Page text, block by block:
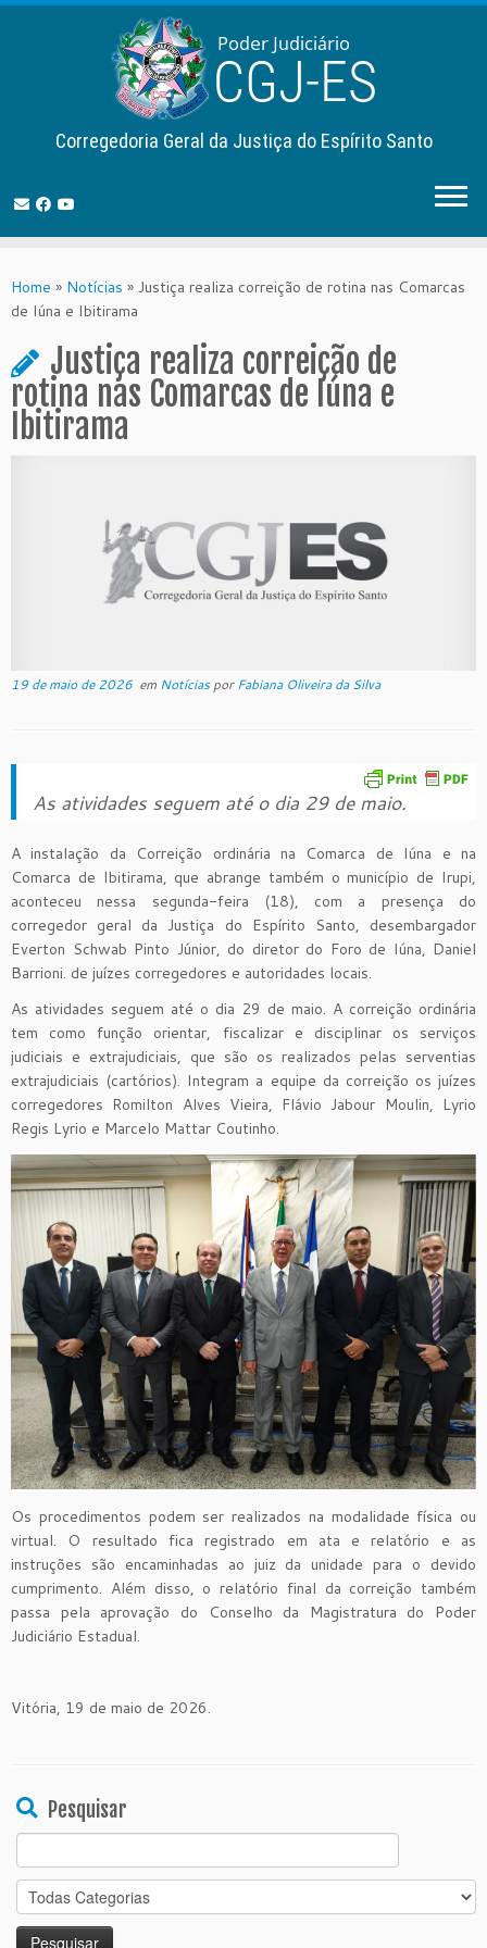
to
content
Corregedoria Geral da Justiça do Espírito Santo
Home » Notícias » Justiça realiza correição de rotina nas Comarcas
de Iúna e Ibitirama
Justiça realiza correição de
rotina nas Comarcas de Iúna e
Ibitirama
19 de maio de 2026 em NotíciasporFabiana Oliveira da Silva
As atividades seguem até o dia 29 de maio.
A instalação da Correição ordinária na Comarca de Iúna e na
Comarca de Ibitirama, que abrange também o município de Irupi,
aconteceu nessa segunda-feira (18), com a presença do
corregedor geral da Justiça do Espírito Santo, desembargador
Everton Schwab Pinto Júnior, do diretor do Foro de Iúna, Daniel
Barrioni. de juízes corregedores e autoridades locais.
As atividades seguem até o dia 29 de maio. A correição ordinária
tem como função orientar, fiscalizar e disciplinar os serviços
judiciais e extrajudiciais, que são os realizados pelas serventias
extrajudiciais (cartórios). Integram a equipe da correição os juízes
corregedores Romilton Alves Vieira, Flávio Jabour Moulin, Lyrio
Regis Lyrio e Marcelo Mattar Coutinho.
Os procedimentos podem ser realizados na modalidade física ou
virtual. O resultado fica registrado em ata e relatório e as
instruções são encaminhadas ao juiz da unidade para o devido
cumprimento. Além disso, o relatório final da correição também
passa pela aprovação do Conselho da Magistratura do Poder
Judiciário Estadual.
Vitória, 19 de maio de 2026.
Pesquisar
Search
for: